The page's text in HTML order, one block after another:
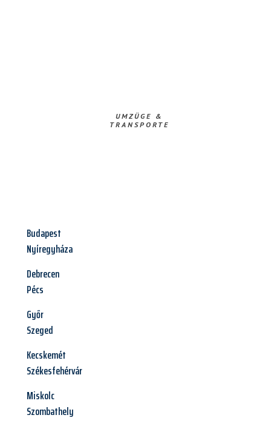
UMZÜGE &
TRANSPORTE
Budapest
Nyíregyháza
Debrecen
Pécs
Győr
Szeged
Kecskemét
Székesfehérvár
Miskolc
Szombathely